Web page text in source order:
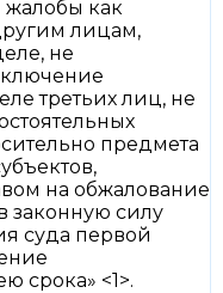
как
лицам,
не
третьих лиц, не
предмета
на обжалование
законную силу
суда первой
срока» <1>.